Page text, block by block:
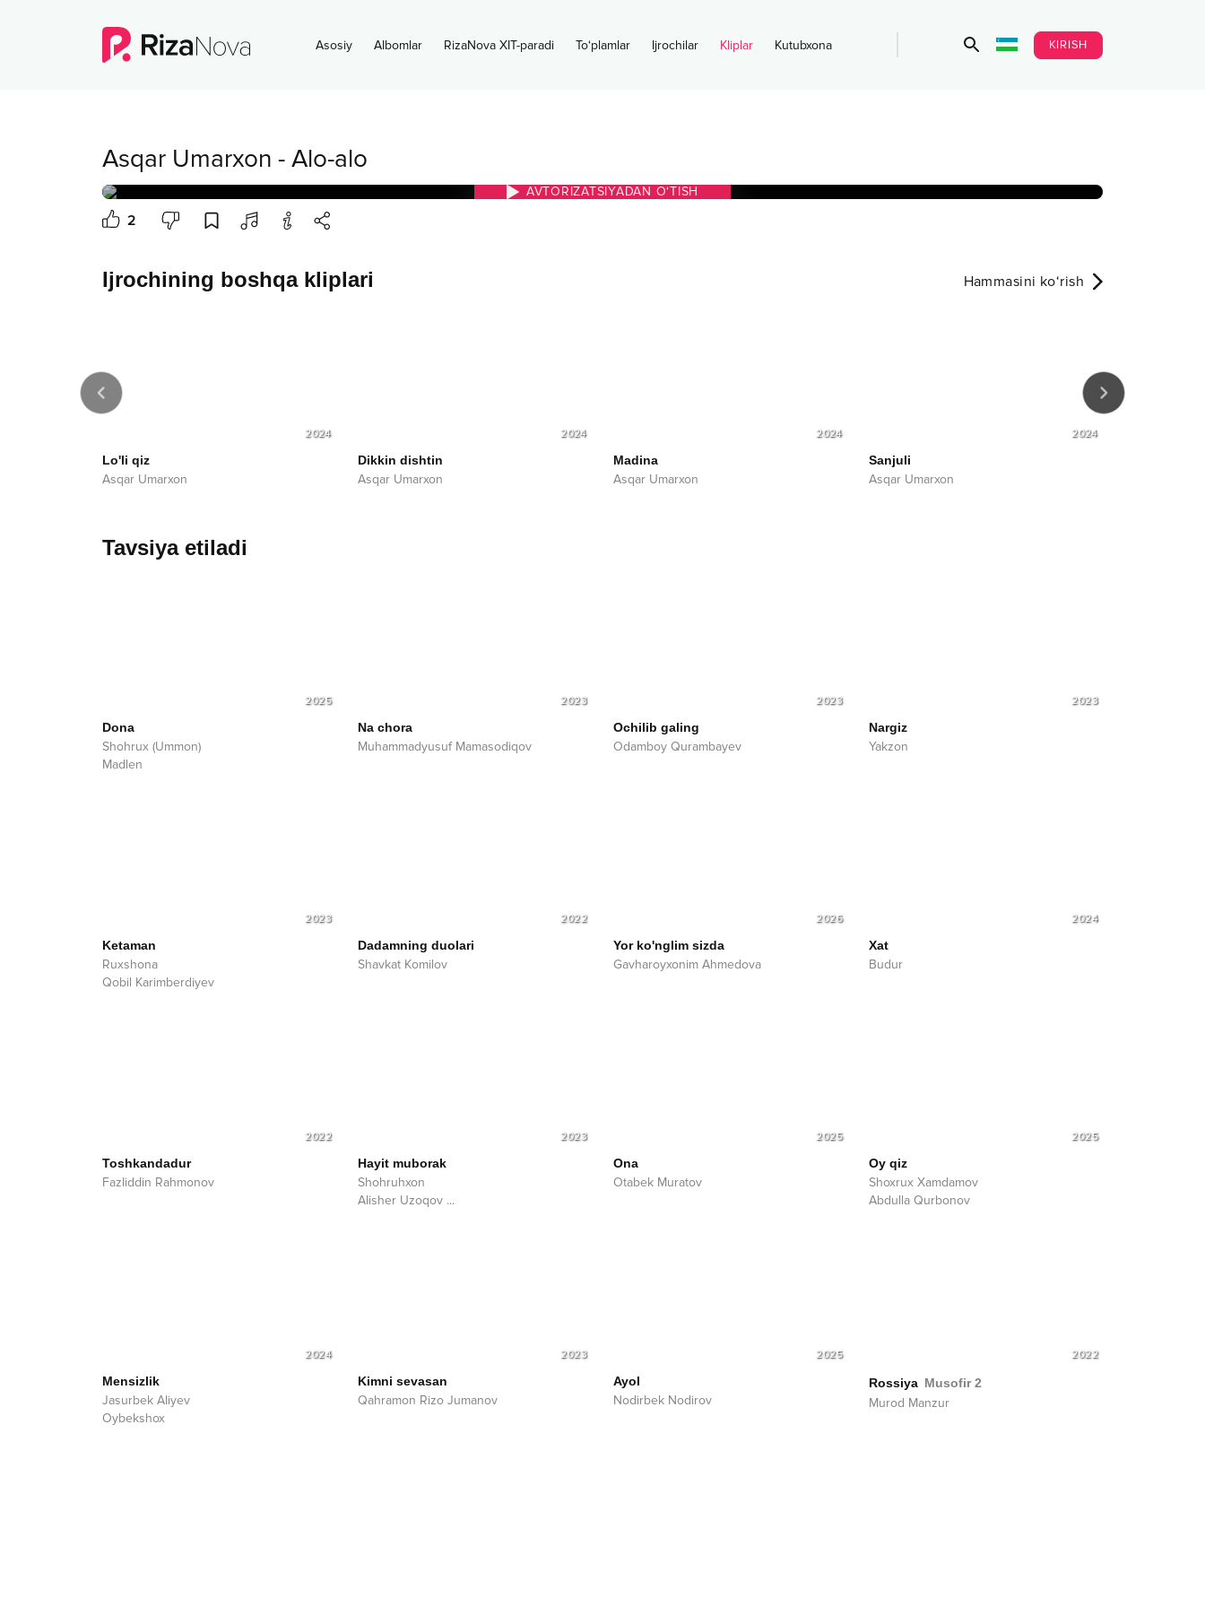
Asosiy Albomlar RizaNova XIT-paradi To‘plamlar Ijrochilar Kliplar Kutubxona KIRISH
Asqar Umarxon - Alo-alo
AVTORIZATSIYADAN O‘TISH
2
Ijrochining boshqa kliplari Hammasini ko‘rish
2024
Lo'li qiz
Asqar Umarxon
2024
Dikkin dishtin
Asqar Umarxon
2024
Madina
Asqar Umarxon
2024
Sanjuli
Asqar Umarxon
Tavsiya etiladi
2025
Dona
Shohrux (Ummon)
Madlen
2023
Na chora
Muhammadyusuf Mamasodiqov
2023
Ochilib galing
Odamboy Qurambayev
2023
Nargiz
Yakzon
2023
Ketaman
Ruxshona
Qobil Karimberdiyev
2022
Dadamning duolari
Shavkat Komilov
2026
Yor ko'nglim sizda
Gavharoyxonim Ahmedova
2024
Xat
Budur
2022
Toshkandadur
Fazliddin Rahmonov
2023
Hayit muborak
Shohruhxon
Alisher Uzoqov ...
2025
Ona
Otabek Muratov
2025
Oy qiz
Shoxrux Xamdamov
Abdulla Qurbonov
2024
Mensizlik
Jasurbek Aliyev
Oybekshox
2023
Kimni sevasan
Qahramon Rizo Jumanov
2025
Ayol
Nodirbek Nodirov
2022
Rossiya Musofir 2
Murod Manzur